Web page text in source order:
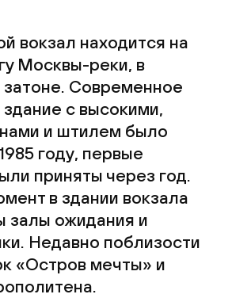
вокзал находится на
Москвы-реки, в
затоне. Современное
с высокими,
и штилем было
году, первые
приняты через год.
в здании вокзала
залы ожидания и
Недавно поблизости
«Остров мечты» и